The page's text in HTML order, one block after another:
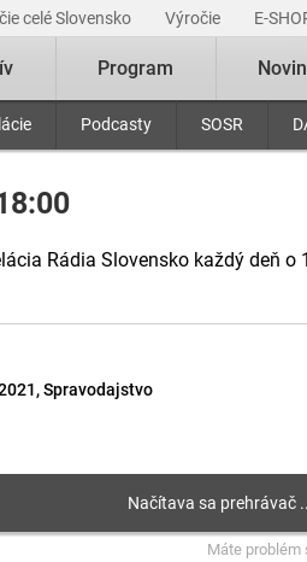
celé Slovensko Výročie E-
Podcasty SOSR
Program
Rádia Slovensko každý deň o
Spravodajstvo
Máte problém